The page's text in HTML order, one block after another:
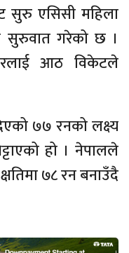
सुरु एसिसी महिला
सुरुवात गरेको छ ।
आठ विकेटले
७७ रनको लक्ष्य
हो । नेपालले
७८ रन बनाउँदै